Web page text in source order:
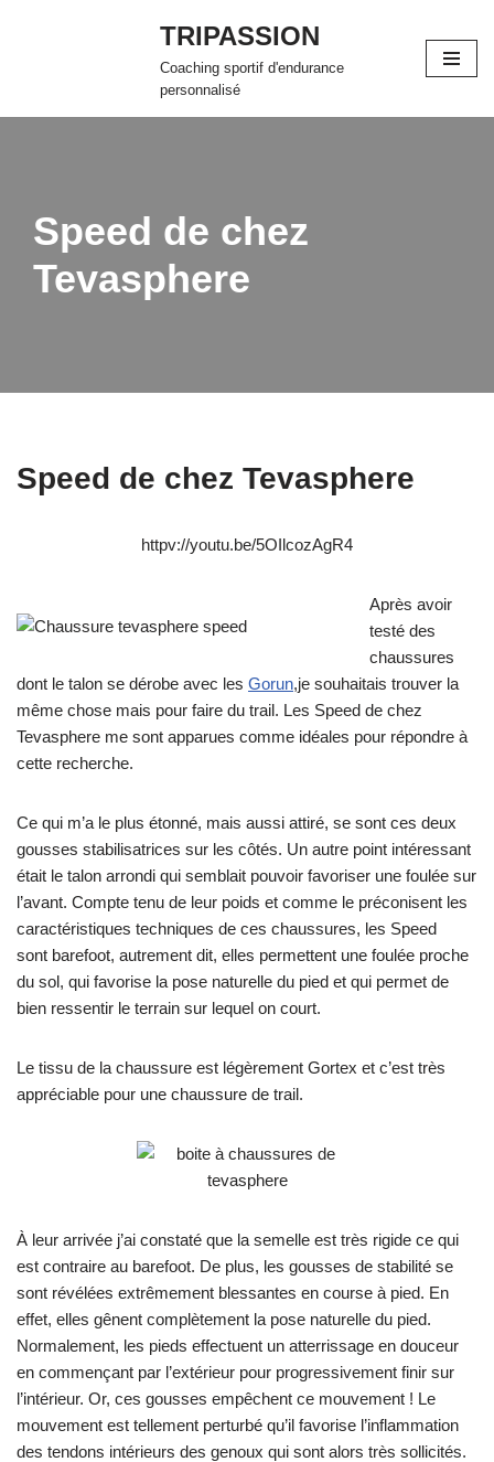
TRIPASSION
Coaching sportif d'endurance
personnalisé
Speed de chez
Tevasphere
Speed de chez Tevasphere
httpv://youtu.be/5OIlcozAgR4
Après avoir
testé des
chaussures
dont le talon se dérobe avec les Gorun,je souhaitais trouver la
même chose mais pour faire du trail. Les Speed de chez
Tevasphere me sont apparues comme idéales pour répondre à
cette recherche.
Ce qui m’a le plus étonné, mais aussi attiré, se sont ces deux
gousses stabilisatrices sur les côtés. Un autre point intéressant
était le talon arrondi qui semblait pouvoir favoriser une foulée sur
l’avant. Compte tenu de leur poids et comme le préconisent les
caractéristiques techniques de ces chaussures, les Speed
sont barefoot, autrement dit, elles permettent une foulée proche
du sol, qui favorise la pose naturelle du pied et qui permet de
bien ressentir le terrain sur lequel on court.
Le tissu de la chaussure est légèrement Gortex et c’est très
appréciable pour une chaussure de trail.
À leur arrivée j’ai constaté que la semelle est très rigide ce qui
est contraire au barefoot. De plus, les gousses de stabilité se
sont révélées extrêmement blessantes en course à pied. En
effet, elles gênent complètement la pose naturelle du pied.
Normalement, les pieds effectuent un atterrissage en douceur
en commençant par l’extérieur pour progressivement finir sur
l’intérieur. Or, ces gousses empêchent ce mouvement ! Le
mouvement est tellement perturbé qu’il favorise l’inflammation
des tendons intérieurs des genoux qui sont alors très sollicités.